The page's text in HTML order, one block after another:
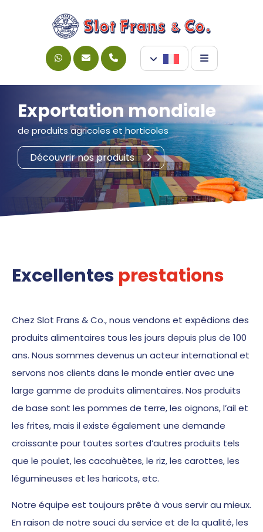
Exportation mondiale
de produits agricoles et horticoles
Découvrir nos produits
Excellentes prestations
Chez Slot Frans & Co., nous vendons et expédions des
produits alimentaires tous les jours depuis plus de 100
ans. Nous sommes devenus un acteur international et
servons nos clients dans le monde entier avec une
large gamme de produits alimentaires. Nos produits
de base sont les pommes de terre, les oignons, l’ail et
les frites, mais il existe également une demande
croissante pour toutes sortes d’autres produits tels
que le poulet, les cacahuètes, le riz, les carottes, les
légumineuses et les haricots, etc.
Notre équipe est toujours prête à vous servir au mieux.
En raison de notre souci du service et de la qualité, les